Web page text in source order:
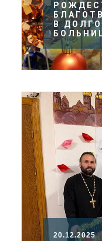
В
20.12.2025